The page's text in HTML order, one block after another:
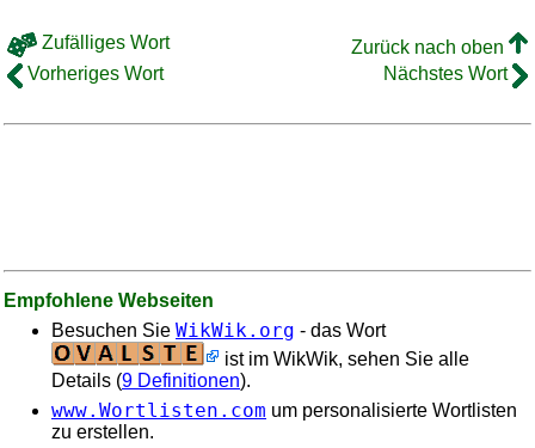
Zufälliges Wort
Zurück nach oben
Vorheriges Wort
Nächstes Wort
Empfohlene Webseiten
Besuchen Sie WikWik.org - das Wort
ist im WikWik, sehen Sie alle
Details (9 Definitionen).
www.Wortlisten.com um personalisierte Wortlisten
zu erstellen.